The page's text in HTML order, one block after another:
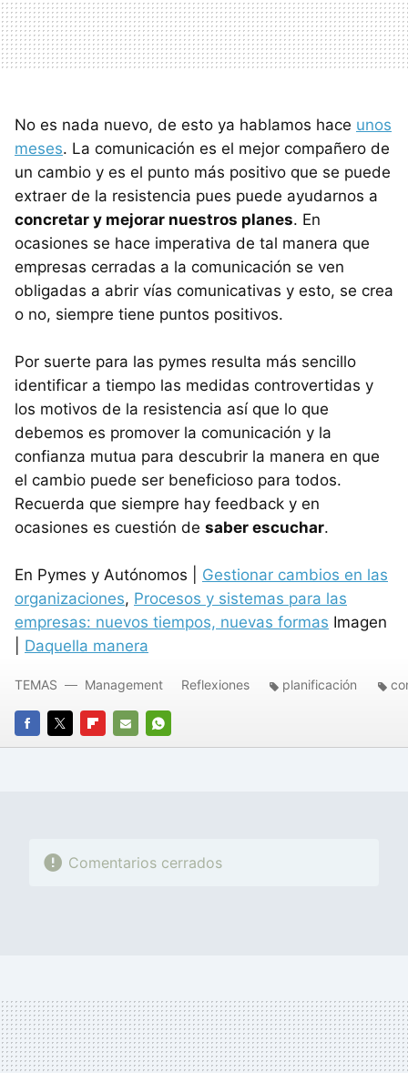
No es nada nuevo, de esto ya hablamos hace unos
meses. La comunicación es el mejor compañero de
un cambio y es el punto más positivo que se puede
extraer de la resistencia pues puede ayudarnos a
concretar y mejorar nuestros planes. En
ocasiones se hace imperativa de tal manera que
empresas cerradas a la comunicación se ven
obligadas a abrir vías comunicativas y esto, se crea
o no, siempre tiene puntos positivos.
Por suerte para las pymes resulta más sencillo
identificar a tiempo las medidas controvertidas y
los motivos de la resistencia así que lo que
debemos es promover la comunicación y la
confianza mutua para descubrir la manera en que
el cambio puede ser beneficioso para todos.
Recuerda que siempre hay feedback y en
ocasiones es cuestión de saber escuchar.
En Pymes y Autónomos | Gestionar cambios en las
organizaciones, Procesos y sistemas para las
empresas: nuevos tiempos, nuevas formas Imagen
Daquella manera
FACEBOOK
TWITTERFLIPBOARD
E-
WHATSAPP
TEMAS Management Reflexiones planificación
Comentarios cerrados